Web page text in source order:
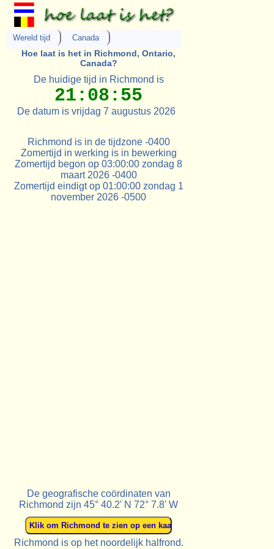
Wereld tijd Canada
Hoe laat is het in Richmond, Ontario,
Canada?
De huidige tijd in Richmond is
21:08:55
De datum is vrijdag 7 augustus 2026
Richmond is in de tijdzone -0400
Zomertijd in werking is in bewerking
Zomertijd begon op 03:00:00 zondag 8
maart 2026 -0400
Zomertijd eindigt op 01:00:00 zondag 1
november 2026 -0500
De geografische coördinaten van
Richmond zijn 45° 40.2' N 72° 7.8' W
Richmond is op het noordelijk halfrond.